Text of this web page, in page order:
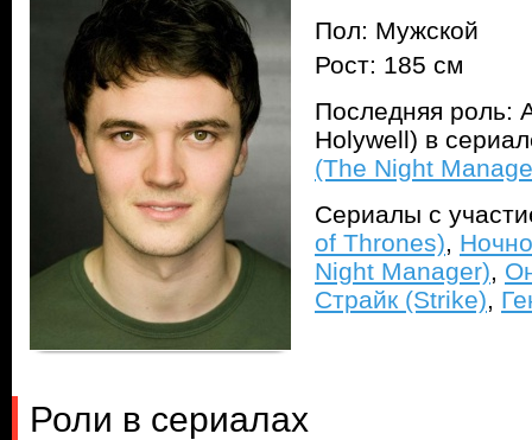
Пол: Мужской
Рост: 185 см
Последняя роль:
Holywell) в
(The Night
Сериалы с
of Thrones),
Night Manager),
Страйк (Strike),
Роли в сериалах